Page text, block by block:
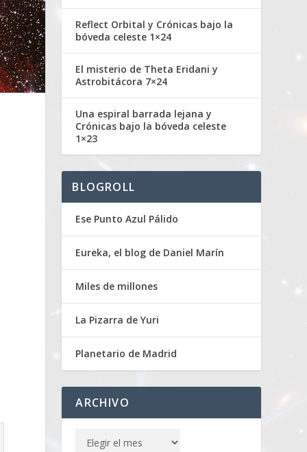
Reflect Orbital y Crónicas bajo la
bóveda celeste 1×24
El misterio de Theta Eridani y
Astrobitácora 7×24
Una espiral barrada lejana y
Crónicas bajo la bóveda celeste
1×23
BLOGROLL
Ese Punto Azul Pálido
Eureka, el blog de Daniel Marín
Miles de millones
La Pizarra de Yuri
Planetario de Madrid
ARCHIVO